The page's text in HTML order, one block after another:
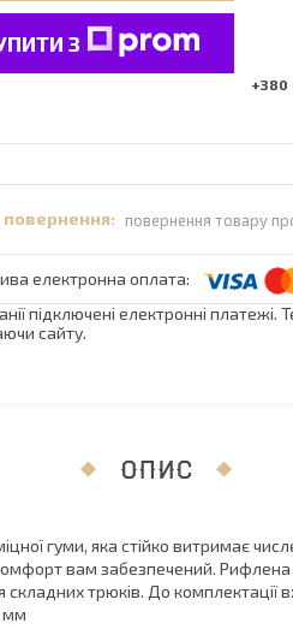
З
+380
повернення товару
підключені електронні
сайту.
ОПИС
гуми, яка стійко витримає
вам забезпечений.
трюків. До комплектації
мм